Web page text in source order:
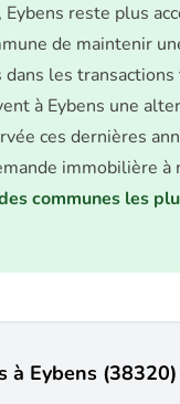
reste plus
de maintenir
les
à Eybens une
ces dernières
immobilière à
des communes les
à Eybens (38320)